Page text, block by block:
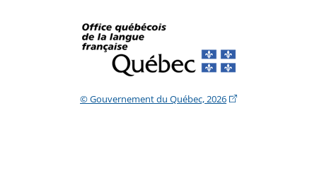
© Gouvernement du Québec, 2026(Cet hyperlien